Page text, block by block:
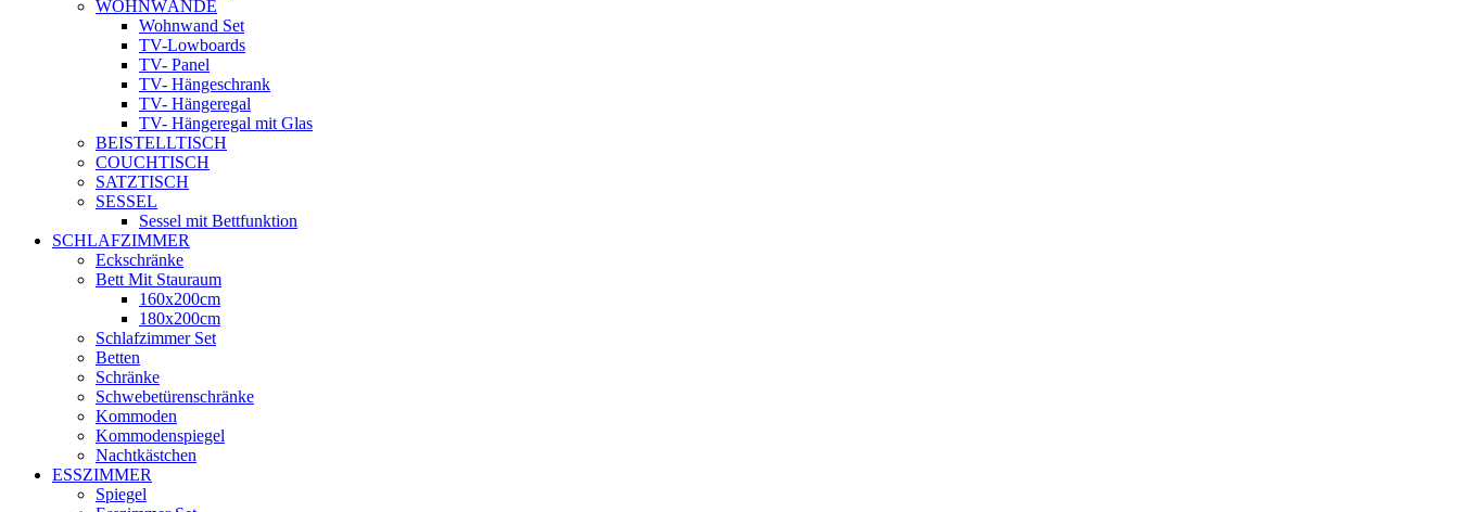
WOHNWÄNDE
Wohnwand Set
TV-Lowboards
TV- Panel
TV- Hängeschrank
TV- Hängeregal
TV- Hängeregal mit Glas
BEISTELLTISCH
COUCHTISCH
SATZTISCH
SESSEL
Sessel mit Bettfunktion
SCHLAFZIMMER
Eckschränke
Bett Mit Stauraum
160x200cm
180x200cm
Schlafzimmer Set
Betten
Schränke
Schwebetürenschränke
Kommoden
Kommodenspiegel
Nachtkästchen
ESSZIMMER
Spiegel